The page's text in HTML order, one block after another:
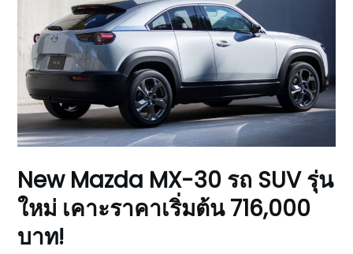
New Mazda MX-30 รถ SUV รุ่น
ใหม่ เคาะราคาเริ่มต้น 716,000
บาท!